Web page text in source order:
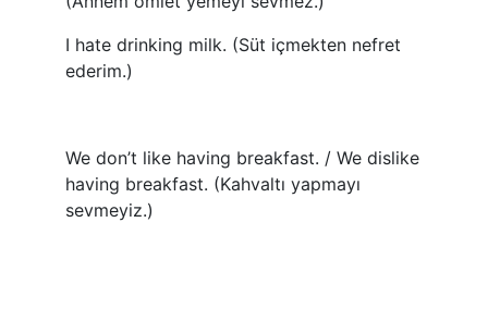
I hate drinking milk. (Süt içmekten nefret
ederim.)
We don’t like having breakfast. / We dislike
having breakfast. (Kahvaltı yapmayı
sevmeyiz.)